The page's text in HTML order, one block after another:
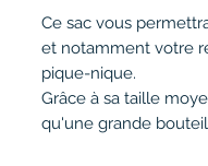
Ce sac vous
et notamment votre
pique-nique.
Grâce à sa taille
qu'une grande